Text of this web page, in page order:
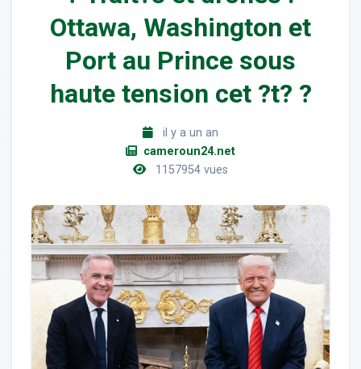
Ottawa, Washington et
Port au Prince sous
haute tension cet ?t? ?
il y a un an
cameroun24.net
1157954 vues